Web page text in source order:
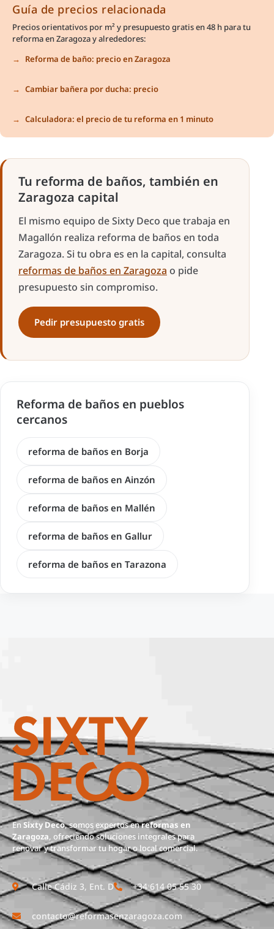
Guía de precios relacionada
Precios orientativos por m² y presupuesto gratis en 48 h para tu
reforma en Zaragoza y alrededores:
Reforma de baño: precio en Zaragoza
Cambiar bañera por ducha: precio
Calculadora: el precio de tu reforma en 1 minuto
Tu reforma de baños, también en
Zaragoza capital
El mismo equipo de Sixty Deco que trabaja en
Magallón realiza reforma de baños en toda
Zaragoza. Si tu obra es en la capital, consulta
reformas de baños en Zaragoza o pide
presupuesto sin compromiso.
Pedir presupuesto gratis
Reforma de baños en pueblos
cercanos
reforma de baños en Borja
reforma de baños en Ainzón
reforma de baños en Mallén
reforma de baños en Gallur
reforma de baños en Tarazona
En Sixty Deco, somos expertos enreformas en
Zaragoza, ofreciendo soluciones integrales para
renovar y transformar tu hogar o local comercial.
Calle Cádiz 3, Ent. D +34 614 05 55 30
contacto@reformasenzaragoza.com